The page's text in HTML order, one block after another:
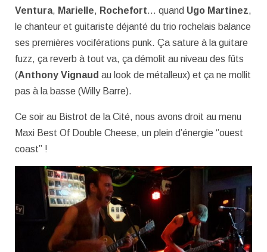
Ventura, Marielle, Rochefort… quand Ugo Martinez,
le chanteur et guitariste déjanté du trio rochelais balance
ses premières vociférations punk. Ça sature à la guitare
fuzz, ça reverb à tout va, ça démolit au niveau des fûts
(Anthony Vignaud au look de métalleux) et ça ne mollit
pas à la basse (Willy Barre).
Ce soir au Bistrot de la Cité, nous avons droit au menu
Maxi Best Of Double Cheese, un plein d’énergie ‘’ouest
coast’’ !